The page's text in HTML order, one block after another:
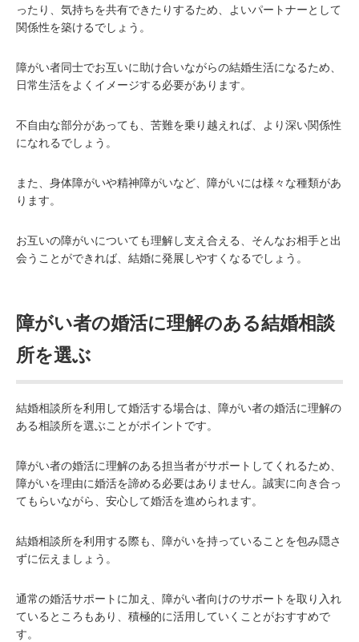
ったり、気持ちを共有できたりするため、よいパートナーとして
関係性を築けるでしょう。
障がい者同士でお互いに助け合いながらの結婚生活になるため、
日常生活をよくイメージする必要があります。
不自由な部分があっても、苦難を乗り越えれば、より深い関係性
になれるでしょう。
また、身体障がいや精神障がいなど、障がいには様々な種類があ
ります。
お互いの障がいについても理解し支え合える、そんなお相手と出
会うことができれば、結婚に発展しやすくなるでしょう。
障がい者の婚活に理解のある結婚相談
所を選ぶ
結婚相談所を利用して婚活する場合は、障がい者の婚活に理解の
ある相談所を選ぶことがポイントです。
障がい者の婚活に理解のある担当者がサポートしてくれるため、
障がいを理由に婚活を諦める必要はありません。誠実に向き合っ
てもらいながら、安心して婚活を進められます。
結婚相談所を利用する際も、障がいを持っていることを包み隠さ
ずに伝えましょう。
通常の婚活サポートに加え、障がい者向けのサポートを取り入れ
ているところもあり、積極的に活用していくことがおすすめで
す。